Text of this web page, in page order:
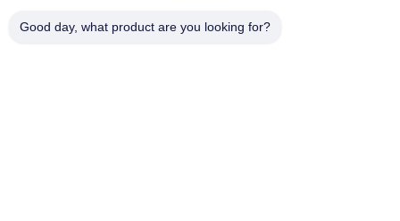
Good day, what product are you looking for?